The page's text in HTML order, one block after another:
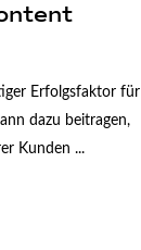
Erfolgsfaktor für
dazu beitragen,
Kunden ...